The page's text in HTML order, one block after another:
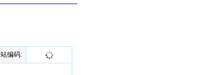
站编码: